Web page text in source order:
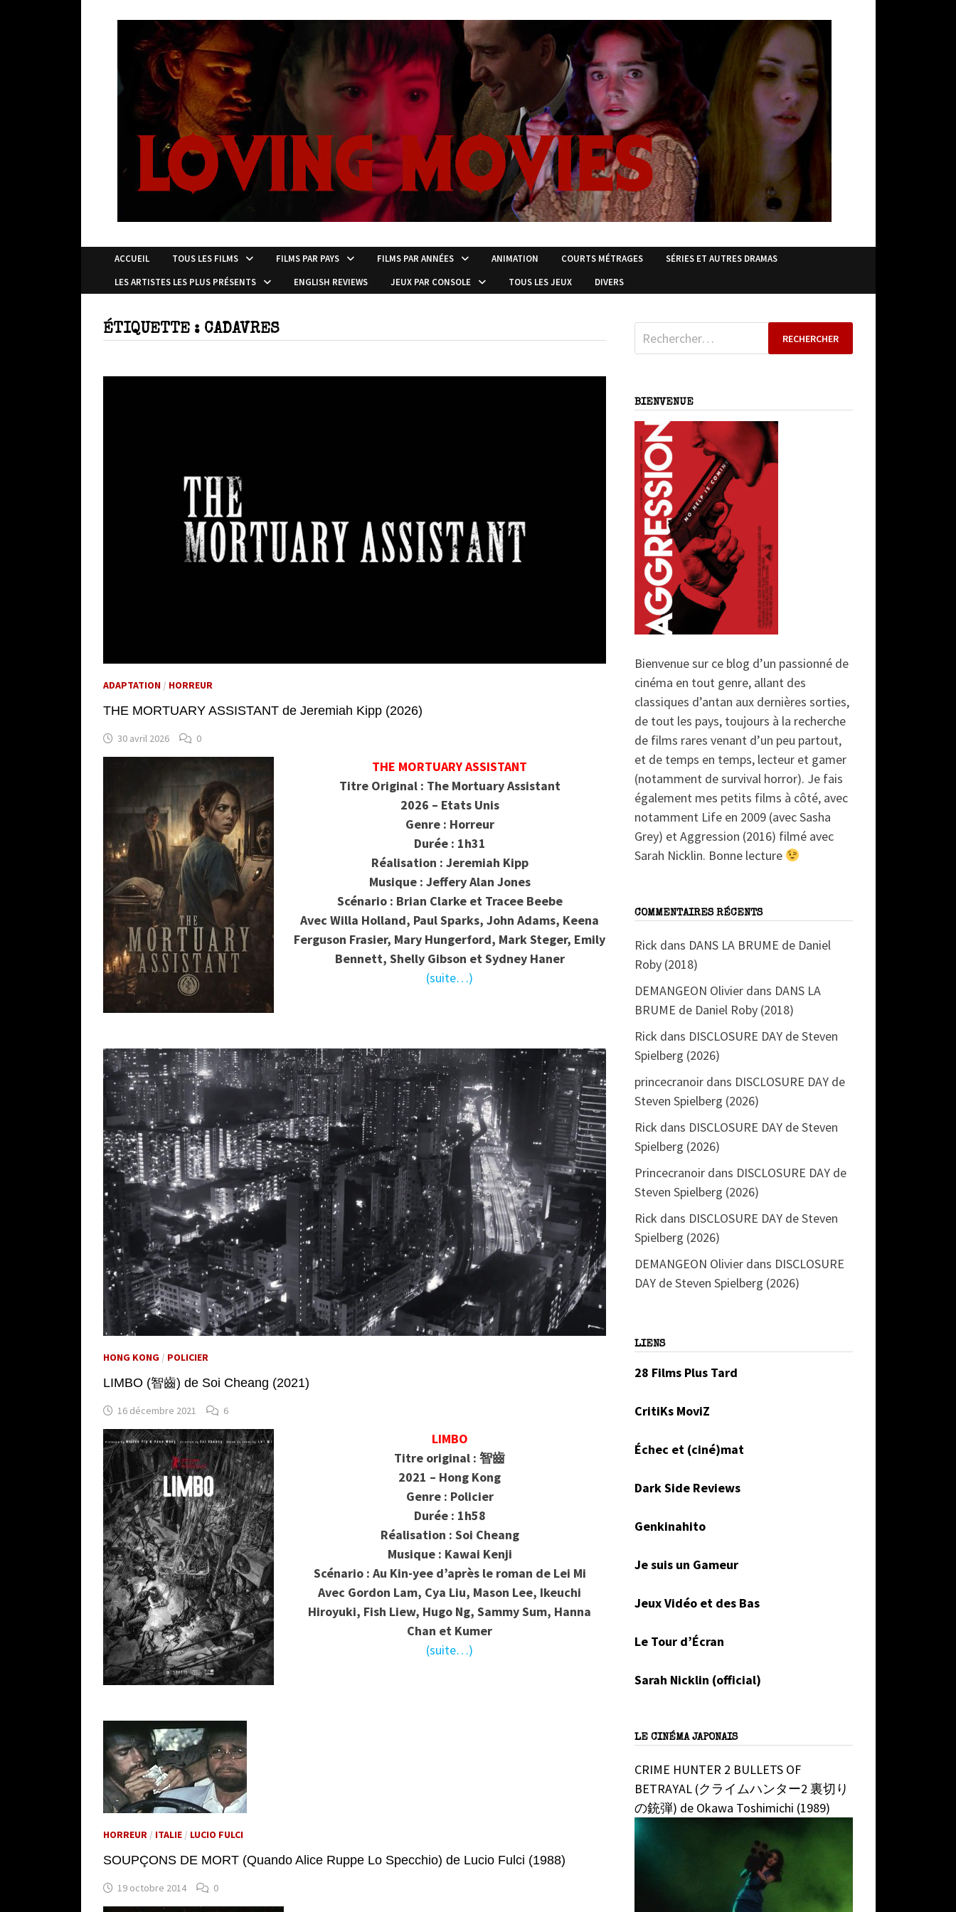
ACCUEIL TOUS LES FILMS FILMS PAR PAYS FILMS PAR ANNÉES ANIMATION COURTS MÉTRAGES
SÉRIES ET AUTRES DRAMAS
LES ARTISTES LES PLUS PRÉSENTS
ENGLISH REVIEWS JEUX PAR CONSOLE TOUS LES JEUX DIVERS
ÉTIQUETTE : CADAVRES
ADAPTATION / HORREUR
THE MORTUARY ASSISTANT de Jeremiah Kipp (2026)
30 avril 2026 0
THE MORTUARY ASSISTANT
Titre Original : The Mortuary Assistant
2026 – Etats Unis
Genre : Horreur
Durée : 1h31
Réalisation : Jeremiah Kipp
Musique : Jeffery Alan Jones
Scénario : Brian Clarke et Tracee Beebe
Avec Willa Holland, Paul Sparks, John Adams, Keena
Ferguson Frasier, Mary Hungerford, Mark Steger, Emily
Bennett, Shelly Gibson et Sydney Haner
(suite…)
HONG KONG / POLICIER
LIMBO (智齒) de Soi Cheang (2021)
16 décembre 2021 6
LIMBO
Titre original : 智齒
2021 – Hong Kong
Genre : Policier
Durée : 1h58
Réalisation : Soi Cheang
Musique : Kawai Kenji
Scénario : Au Kin-yee d’après le roman de Lei Mi
Avec Gordon Lam, Cya Liu, Mason Lee, Ikeuchi
Hiroyuki, Fish Liew, Hugo Ng, Sammy Sum, Hanna
Chan et Kumer
(suite…)
HORREUR / ITALIE / LUCIO FULCI
SOUPÇONS DE MORT (Quando Alice Ruppe Lo Specchio) de Lucio Fulci (1988)
19 octobre 2014 0
Rechercher :
BIENVENUE
Bienvenue sur ce blog d’un passionné de
cinéma en tout genre, allant des
classiques d’antan aux dernières sorties,
de tout les pays, toujours à la recherche
de films rares venant d’un peu partout,
et de temps en temps, lecteur et gamer
(notamment de survival horror). Je fais
également mes petits films à côté, avec
notamment Life en 2009 (avec Sasha
Grey) et Aggression (2016) filmé avec
Sarah Nicklin. Bonne lecture
COMMENTAIRES RÉCENTS
Rick dans DANS LA BRUME de Daniel
Roby (2018)
DEMANGEON Olivier dans DANS LA
BRUME de Daniel Roby (2018)
Rick dans DISCLOSURE DAY de Steven
Spielberg (2026)
princecranoir dans DISCLOSURE DAY de
Steven Spielberg (2026)
Rick dans DISCLOSURE DAY de Steven
Spielberg (2026)
Princecranoir dans DISCLOSURE DAY de
Steven Spielberg (2026)
Rick dans DISCLOSURE DAY de Steven
Spielberg (2026)
DEMANGEON Olivier dans DISCLOSURE
DAY de Steven Spielberg (2026)
LIENS
28 Films Plus Tard
CritiKs MoviZ
Échec et (ciné)mat
Dark Side Reviews
Genkinahito
Je suis un Gameur
Jeux Vidéo et des Bas
Le Tour d’Écran
Sarah Nicklin (official)
LE CINÉMA JAPONAIS
CRIME HUNTER 2 BULLETS OF
BETRAYAL (クライムハンター2 裏切り
の銃弾) de Okawa Toshimichi (1989)